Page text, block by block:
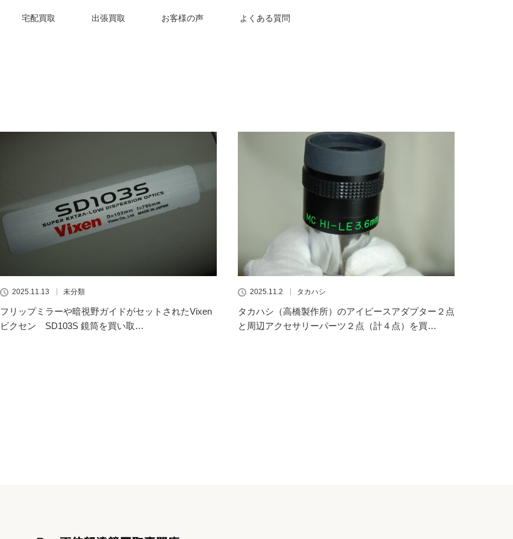
宅配買取 出張買取 お客様の声 よくある質問
2025.11.13 未分類
フリップミラーや暗視野ガイドがセットされたVixen
ビクセン SD103S 鏡筒を買い取…
2025.11.2 タカハシ
タカハシ（高橋製作所）のアイピースアダプター２点
と周辺アクセサリーパーツ２点（計４点）を買…